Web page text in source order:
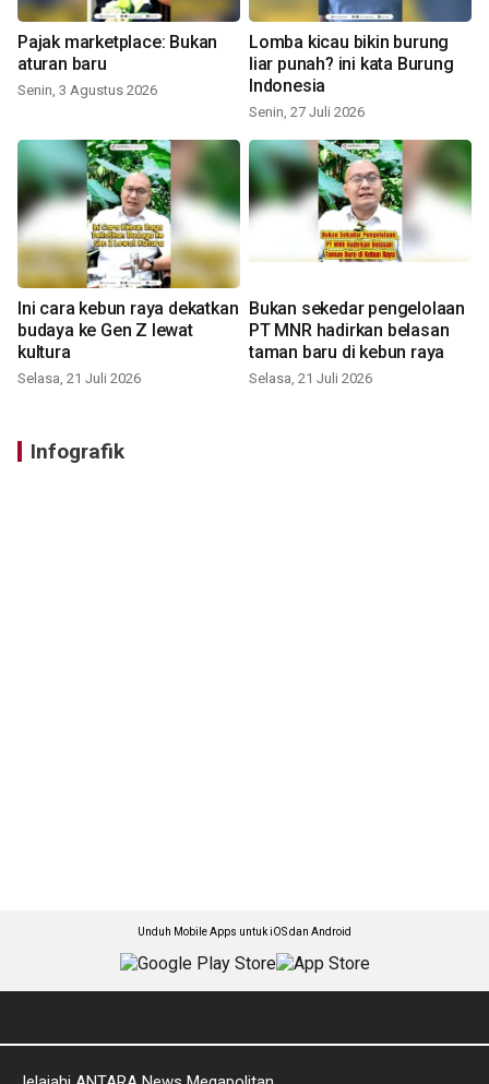
Pajak marketplace: Bukan
aturan baru
Senin, 3 Agustus 2026
Lomba kicau bikin burung
liar punah? ini kata Burung
Indonesia
Senin, 27 Juli 2026
Ini cara kebun raya dekatkan
budaya ke Gen Z lewat
kultura
Selasa, 21 Juli 2026
Bukan sekedar pengelolaan
PT MNR hadirkan belasan
taman baru di kebun raya
Selasa, 21 Juli 2026
Infografik
Unduh Mobile Apps untuk iOS dan Android